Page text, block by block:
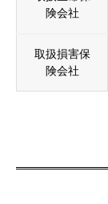
険会社
取扱損害保
険会社